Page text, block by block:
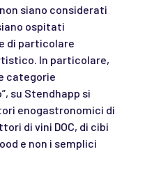
siano considerati
ospitati
di particolare
In particolare,
categorie
su Stendhapp si
enogastronomici di
di vini DOC, di cibi
e non i semplici